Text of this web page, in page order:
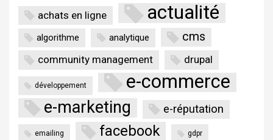
achats en ligne actualité
algorithme analytique cms
community management drupal
développement e-commerce
e-marketing e-réputation
emailing facebook gdpr